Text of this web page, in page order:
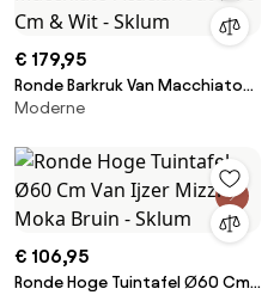
€ 179,95
Ronde Barkruk Van Macchiato
Acaciahout Ø70 Cm & Wit -
Moderne
€ 106,95
Ronde Hoge Tuintafel Ø60 Cm